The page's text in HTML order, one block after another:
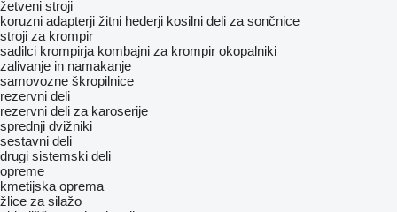
žetveni stroji
koruzni adapterji žitni hederji kosilni deli za sončnice
stroji za krompir
sadilci krompirja kombajni za krompir okopalniki
zalivanje in namakanje
samovozne škropilnice
rezervni deli
rezervni deli za karoserije
sprednji dvižniki
sestavni deli
drugi sistemski deli
opreme
kmetijska oprema
žlice za silažo